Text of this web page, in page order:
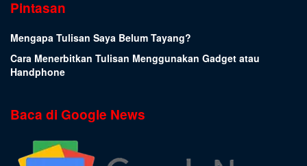
Pintasan
Mengapa Tulisan Saya Belum Tayang?
Cara Menerbitkan Tulisan Menggunakan Gadget atau
Handphone
Baca di Google News